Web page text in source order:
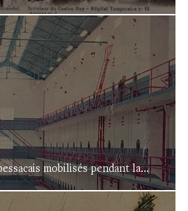
mobilisés pendant la...